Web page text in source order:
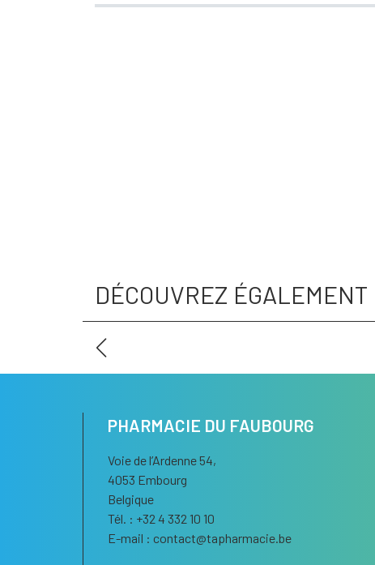
DÉCOUVREZ ÉGALEMENT
PHARMACIE DU FAUBOURG
Voie de l’Ardenne 54,
4053 Embourg
Belgique
Tél. : +32 4 332 10 10
E-mail : contact@tapharmacie.be